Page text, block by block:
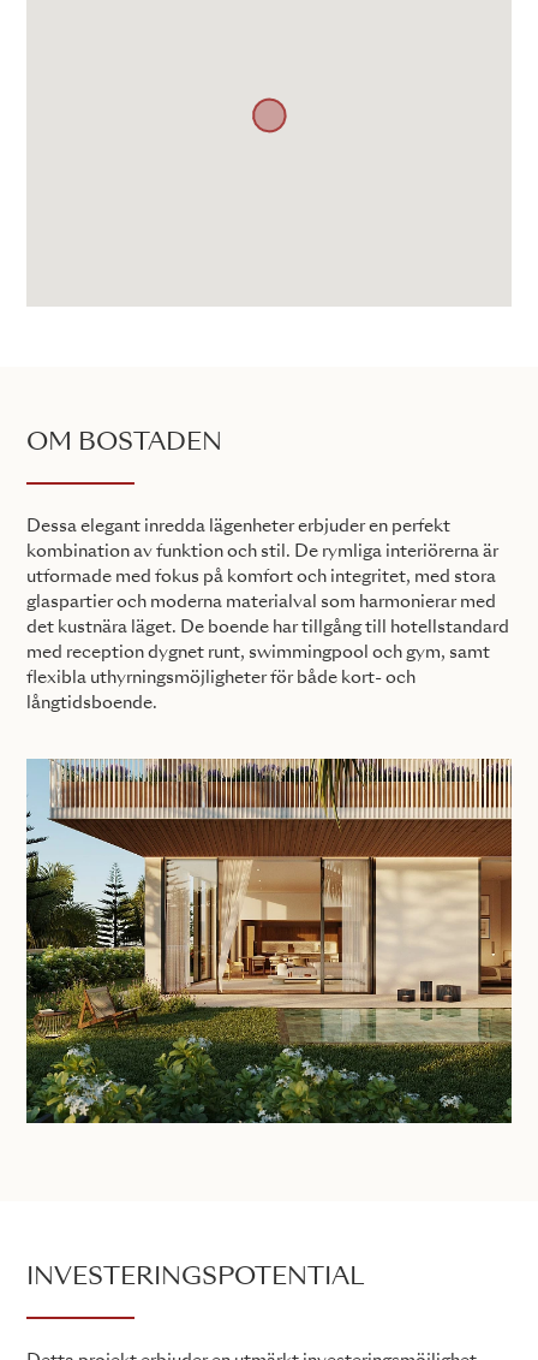
OM BOSTADEN
Dessa elegant inredda lägenheter erbjuder en perfekt
kombination av funktion och stil. De rymliga interiörerna är
utformade med fokus på komfort och integritet, med stora
glaspartier och moderna materialval som harmonierar med
det kustnära läget. De boende har tillgång till hotellstandard
med reception dygnet runt, swimmingpool och gym, samt
flexibla uthyrningsmöjligheter för både kort- och
långtidsboende.
INVESTERINGSPOTENTIAL